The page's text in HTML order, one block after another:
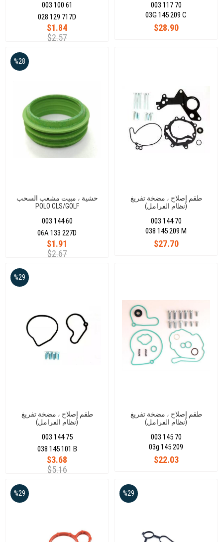
003 100 61
$1.84
$2.57
028 129 717D
003 117 70
$28.90
03G 145 209 C
حشية ، مبيت مشعب السحب
POLO CLS/GOLF
003 144 60
$1.91
$2.67
%28
06A 133 227D
طقم إصلاح ، مضخة تفريغ
(نظام الفرامل)
003 144 70
$27.70
038 145 209 M
طقم إصلاح ، مضخة تفريغ
(نظام الفرامل)
003 144 75
$3.68
$5.16
%29
038 145 101 B
طقم إصلاح ، مضخة تفريغ
(نظام الفرامل)
TDI
003 145 70
$22.03
03g 145 209
%29 %29